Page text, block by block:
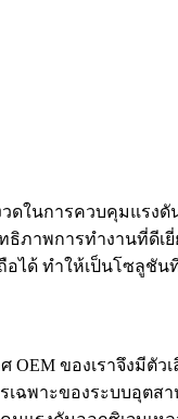
ดในการควบคุมแรงดั
าพการทำงานที่ดีเยี่
ได้ ทำให้เป็นโซลูชัน
ของเราจึงมีตัว
เฉพาะของระบบอุตส